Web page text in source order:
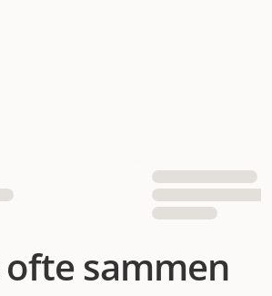
ofte sammen